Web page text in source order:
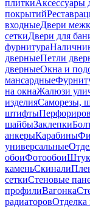
плиткиАксессуары
покрытий
входныеДвери
сеткиДвери для
фурнитура
дверныеПетли
дверныеОкна и
мансардные
на окнаЖалюзи
изделияСаморезы,
штифты
шайбыЗаклепки
анкерыКарабины
универсальные
обоиФотообои
каменьСкинали
сеткиСтеновые
профилиВагонка
радиаторовОтделка